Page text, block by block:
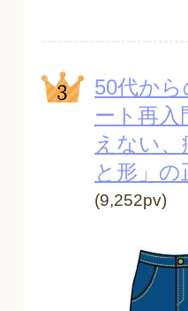
50代か
ート再入
えない
と形」の
(9,252pv)